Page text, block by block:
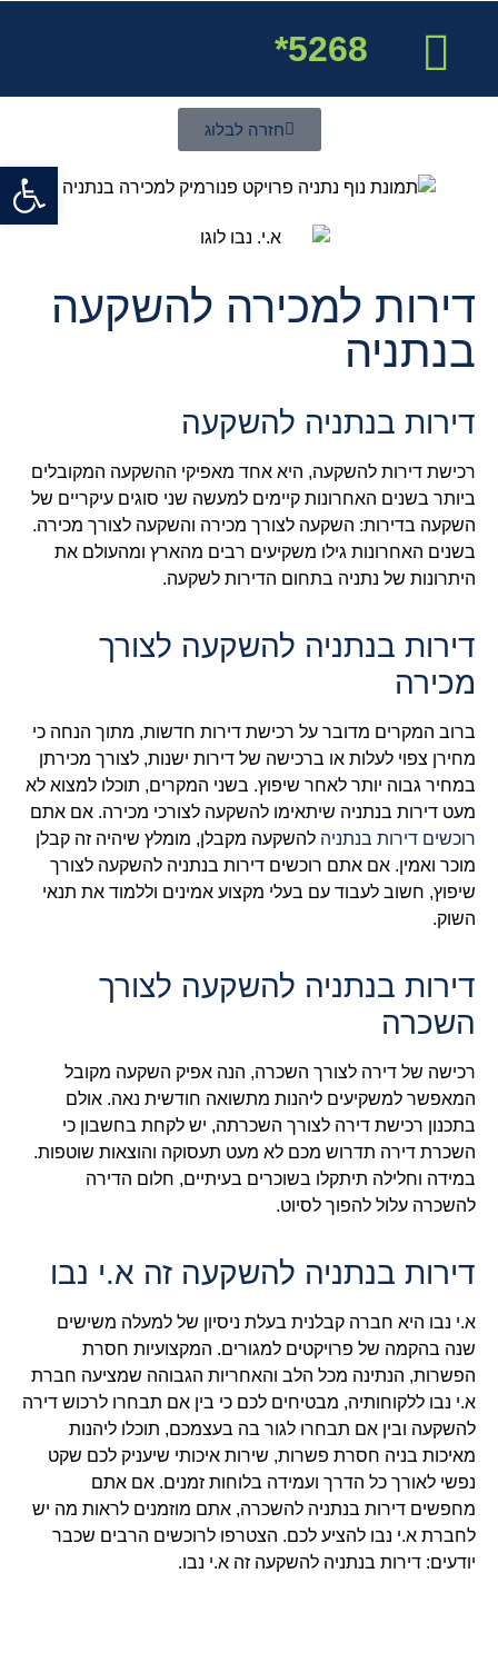
5268*
חזרה לבלוג
דירות למכירה להשקעה
בנתניה
דירות בנתניה להשקעה
רכישת דירות להשקעה, היא אחד מאפיקי ההשקעה המקובלים
ביותר בשנים האחרונות קיימים למעשה שני סוגים עיקריים של
השקעה בדירות: השקעה לצורך מכירה והשקעה לצורך מכירה.
בשנים האחרונות גילו משקיעים רבים מהארץ ומהעולם את
היתרונות של נתניה בתחום הדירות לשקעה.
דירות בנתניה להשקעה לצורך
מכירה
ברוב המקרים מדובר על רכישת דירות חדשות, מתוך הנחה כי
מחירן צפוי לעלות או ברכישה של דירות ישנות, לצורך מכירתן
במחיר גבוה יותר לאחר שיפוץ. בשני המקרים, תוכלו למצוא לא
מעט דירות בנתניה שיתאימו להשקעה לצורכי מכירה. אם אתם
רוכשים דירות בנתניה להשקעה מקבלן, מומלץ שיהיה זה קבלן
מוכר ואמין. אם אתם רוכשים דירות בנתניה להשקעה לצורך
שיפוץ, חשוב לעבוד עם בעלי מקצוע אמינים וללמוד את תנאי
השוק.
דירות בנתניה להשקעה לצורך
השכרה
רכישה של דירה לצורך השכרה, הנה אפיק השקעה מקובל
המאפשר למשקיעים ליהנות מתשואה חודשית נאה. אולם
בתכנון רכישת דירה לצורך השכרתה, יש לקחת בחשבון כי
השכרת דירה תדרוש מכם לא מעט תעסוקה והוצאות שוטפות.
במידה וחלילה תיתקלו בשוכרים בעיתיים, חלום הדירה
להשכרה עלול להפוך לסיוט.
דירות בנתניה להשקעה זה א.י נבו
א.י נבו היא חברה קבלנית בעלת ניסיון של למעלה משישים
שנה בהקמה של פרויקטים למגורים. המקצועיות חסרת
הפשרות, הנתינה מכל הלב והאחריות הגבוהה שמציעה חברת
א.י נבו ללקוחותיה, מבטיחים לכם כי בין אם תבחרו לרכוש דירה
להשקעה ובין אם תבחרו לגור בה בעצמכם, תוכלו ליהנות
מאיכות בניה חסרת פשרות, שירות איכותי שיעניק לכם שקט
נפשי לאורך כל הדרך ועמידה בלוחות זמנים. אם אתם
מחפשים דירות בנתניה להשכרה, אתם מוזמנים לראות מה יש
לחברת א.י נבו להציע לכם. הצטרפו לרוכשים הרבים שכבר
יודעים: דירות בנתניה להשקעה זה א.י נבו.
פתח